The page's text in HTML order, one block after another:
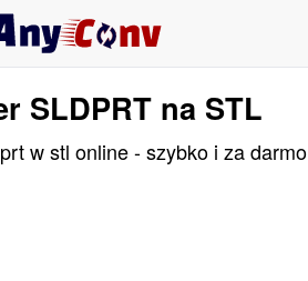
SLDPRT na STL
w stl online - szybko i za darmo